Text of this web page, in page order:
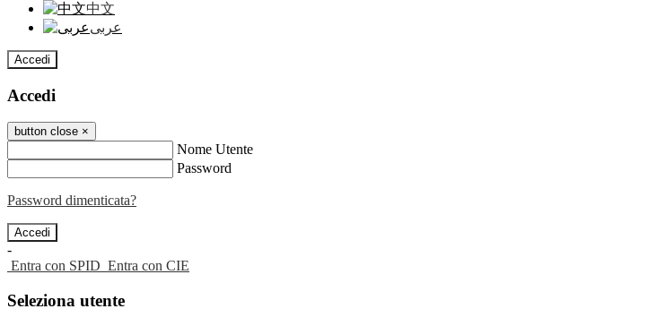
中文
عربى
Accedi
Accedi
button close ×
Nome Utente
Password
Password dimenticata?
-
Entra con SPID Entra con CIE
Seleziona utente